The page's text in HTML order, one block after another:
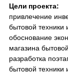
Цели проекта:
привлечение
бытовой техники
обоснование
магазина
разработка
бытовой техники